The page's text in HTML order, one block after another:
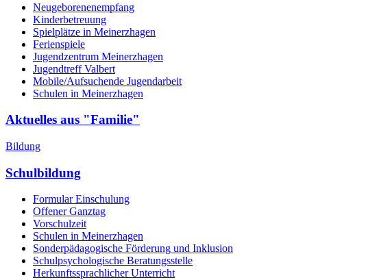
Neugeborenenempfang
Kinderbetreuung
Spielplätze in Meinerzhagen
Ferienspiele
Jugendzentrum Meinerzhagen
Jugendtreff Valbert
Mobile/Aufsuchende Jugendarbeit
Schulen in Meinerzhagen
Aktuelles aus "Familie"
Bildung
Schulbildung
Formular Einschulung
Offener Ganztag
Vorschulzeit
Schulen in Meinerzhagen
Sonderpädagogische Förderung und Inklusion
Schulpsychologische Beratungsstelle
Herkunftssprachlicher Unterricht